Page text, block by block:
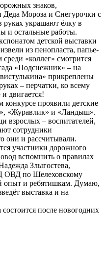
знаков,
Мороза и Снегурочки с
украшают ёлку в
и остальные работы.
детской выставки
из пенопласта, папье-
«коллег» смотрится
«Подснежник» – на
прикреплены
– перчатки, ко всему
двигается!
проявили детские
«Журавлик» и «Ландыш».
взрослых – воспитателей,
сотрудники
они и рассчитывали.
участники дорожного
вспомнить о правилах
Злыгостева,
ОВД по Шелеховскому
опыт и ребятишкам. Думаю,
выставка и на
после новогодних